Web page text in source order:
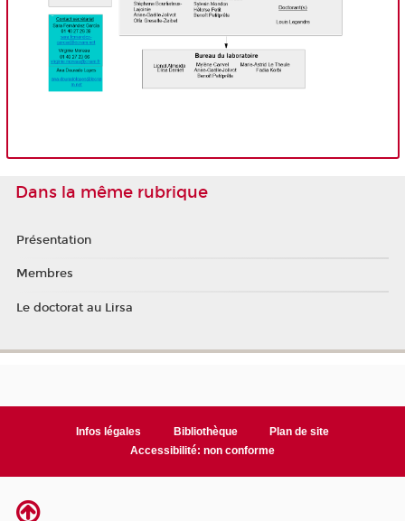
Dans la même rubrique
Présentation
Membres
Le doctorat au Lirsa
Infos légales Bibliothèque
Plan de site
Accessibilité: non conforme